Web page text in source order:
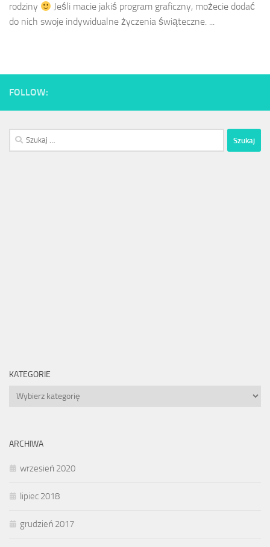
rodziny
Jeśli macie jakiś program graficzny, możecie dodać
do nich swoje indywidualne życzenia świąteczne. ...
FOLLOW:
Szukaj:
KATEGORIE
Kategorie
ARCHIWA
wrzesień 2020
lipiec 2018
grudzień 2017